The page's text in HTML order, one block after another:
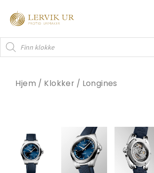
rett
innholdet
Products
search
Hjem / Klokker / Longines